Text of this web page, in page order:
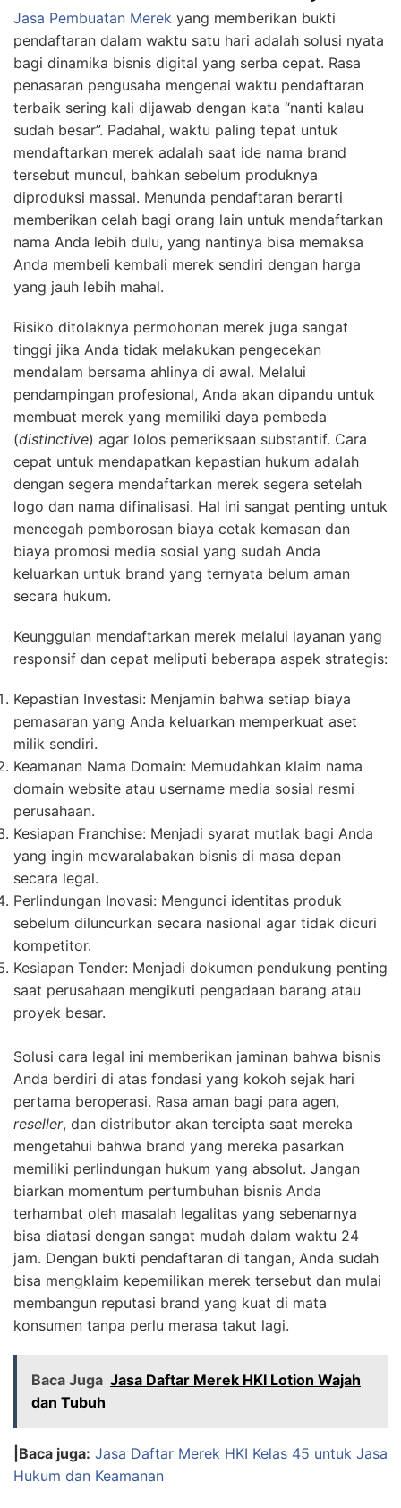
Jasa Pembuatan Merek yang memberikan bukti
pendaftaran dalam waktu satu hari adalah solusi nyata
bagi dinamika bisnis digital yang serba cepat. Rasa
penasaran pengusaha mengenai waktu pendaftaran
terbaik sering kali dijawab dengan kata “nanti kalau
sudah besar”. Padahal, waktu paling tepat untuk
mendaftarkan merek adalah saat ide nama brand
tersebut muncul, bahkan sebelum produknya
diproduksi massal. Menunda pendaftaran berarti
memberikan celah bagi orang lain untuk mendaftarkan
nama Anda lebih dulu, yang nantinya bisa memaksa
Anda membeli kembali merek sendiri dengan harga
yang jauh lebih mahal.
Risiko ditolaknya permohonan merek juga sangat
tinggi jika Anda tidak melakukan pengecekan
mendalam bersama ahlinya di awal. Melalui
pendampingan profesional, Anda akan dipandu untuk
membuat merek yang memiliki daya pembeda
(distinctive) agar lolos pemeriksaan substantif. Cara
cepat untuk mendapatkan kepastian hukum adalah
dengan segera mendaftarkan merek segera setelah
logo dan nama difinalisasi. Hal ini sangat penting untuk
mencegah pemborosan biaya cetak kemasan dan
biaya promosi media sosial yang sudah Anda
keluarkan untuk brand yang ternyata belum aman
secara hukum.
Keunggulan mendaftarkan merek melalui layanan yang
responsif dan cepat meliputi beberapa aspek strategis:
Kepastian Investasi: Menjamin bahwa setiap biaya
pemasaran yang Anda keluarkan memperkuat aset
milik sendiri.
Keamanan Nama Domain: Memudahkan klaim nama
domain website atau username media sosial resmi
perusahaan.
Kesiapan Franchise: Menjadi syarat mutlak bagi Anda
yang ingin mewaralabakan bisnis di masa depan
secara legal.
Perlindungan Inovasi: Mengunci identitas produk
sebelum diluncurkan secara nasional agar tidak dicuri
kompetitor.
Kesiapan Tender: Menjadi dokumen pendukung penting
saat perusahaan mengikuti pengadaan barang atau
proyek besar.
Solusi cara legal ini memberikan jaminan bahwa bisnis
Anda berdiri di atas fondasi yang kokoh sejak hari
pertama beroperasi. Rasa aman bagi para agen,
reseller, dan distributor akan tercipta saat mereka
mengetahui bahwa brand yang mereka pasarkan
memiliki perlindungan hukum yang absolut. Jangan
biarkan momentum pertumbuhan bisnis Anda
terhambat oleh masalah legalitas yang sebenarnya
bisa diatasi dengan sangat mudah dalam waktu 24
jam. Dengan bukti pendaftaran di tangan, Anda sudah
bisa mengklaim kepemilikan merek tersebut dan mulai
membangun reputasi brand yang kuat di mata
konsumen tanpa perlu merasa takut lagi.
Baca Juga Jasa Daftar Merek HKI Lotion Wajah
dan Tubuh
|Baca juga: Jasa Daftar Merek HKI Kelas 45 untuk Jasa
Hukum dan Keamanan